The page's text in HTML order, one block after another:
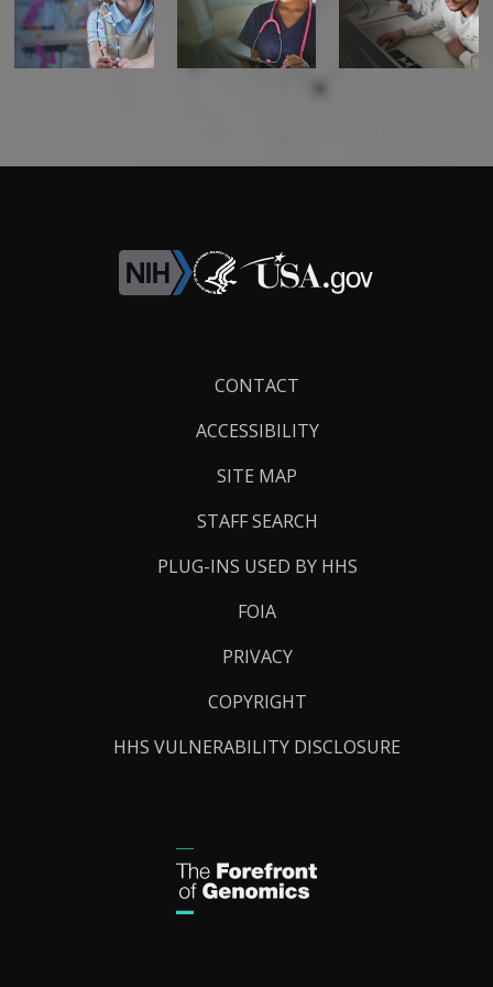
CONTACT
ACCESSIBILITY
SITE MAP
STAFF SEARCH
PLUG-INS USED BY HHS
FOIA
PRIVACY
COPYRIGHT
HHS VULNERABILITY DISCLOSURE